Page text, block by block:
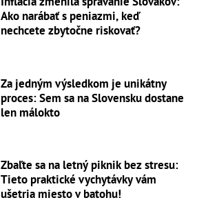
Ako narábať s peniazmi, keď
nechcete zbytočne riskovať?
Za jedným výsledkom je unikátny
proces: Sem sa na Slovensku dostane
len málokto
Zbaľte sa na letný piknik bez stresu:
Tieto praktické vychytávky vám
ušetria miesto v batohu!